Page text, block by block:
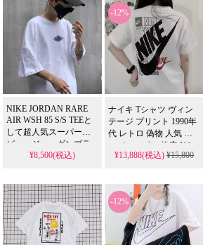
NIKE JORDAN RARE
AIR WSH 85 S/S TEEと
して超人気スーパーコ
ピー、ジョーダンブラ
ンドのダメージ加工を
します。ヴィンテージ
感のある加工とジョー
ダンのスタイルを再現
した高品質な偽物Tシャ
ツです。
¥8,500(税込)
-12%
ナイキ Tシャツ ヴィン
テージ プリント 1990年
代 レトロ 偽物 人気 ス
ーパーコピー 格安 Nike
ヴィンテージ プリント
ルジック。
¥13,888(税込)¥15,800
-12%